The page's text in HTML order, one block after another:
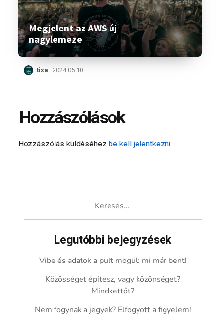
Megjelent az AWS új
nagylemeze
tixa 2024.05.10.
Hozzászólások
Hozzászólás küldéséhezbe kell jelentkezni.
Legutóbbi bejegyzések
Vibe és adatok a pult mögül: mi már bent!
Közösséget építesz, vagy közönséget?
Mindkettőt?
Nem fogynak a jegyek? Elfogyott a figyelem!